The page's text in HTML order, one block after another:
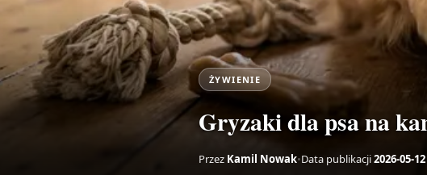
ŻYWIENIE
Gryzaki dla psa na
Przez Kamil Nowak•Data publikacji2026-05-12